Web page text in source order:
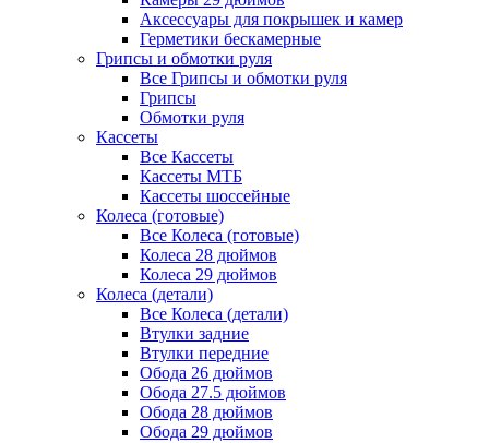
Аксессуары для покрышек и камер
Герметики бескамерные
Грипсы и обмотки руля
Все Грипсы и обмотки руля
Грипсы
Обмотки руля
Кассеты
Все Кассеты
Кассеты МТБ
Кассеты шоссейные
Колеса (готовые)
Все Колеса (готовые)
Колеса 28 дюймов
Колеса 29 дюймов
Колеса (детали)
Все Колеса (детали)
Втулки задние
Втулки передние
Обода 26 дюймов
Обода 27.5 дюймов
Обода 28 дюймов
Обода 29 дюймов